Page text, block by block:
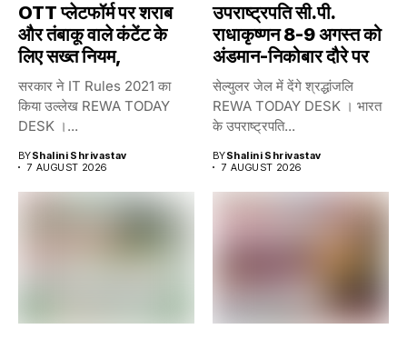
OTT प्लेटफॉर्म पर शराब
और तंबाकू वाले कंटेंट के
लिए सख्त नियम,
सरकार ने IT Rules 2021 का
किया उल्लेख REWA TODAY
DESK ।...
BYShalini Shrivastav
7 AUGUST 2026
उपराष्ट्रपति सी.पी.
राधाकृष्णन 8-9 अगस्त को
अंडमान-निकोबार दौरे पर
सेल्युलर जेल में देंगे श्रद्धांजलि
REWA TODAY DESK । भारत
के उपराष्ट्रपति...
BYShalini Shrivastav
7 AUGUST 2026